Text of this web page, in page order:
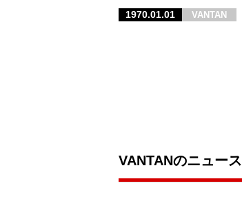
1970.01.01 VANTAN
VANTANのニュース